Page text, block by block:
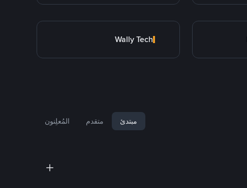
Wally Tech
مبتدئ متقدم المُعلِنون